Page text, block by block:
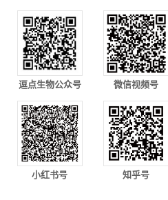
逗点生物公众号 微信视频号
小红书号 知乎号